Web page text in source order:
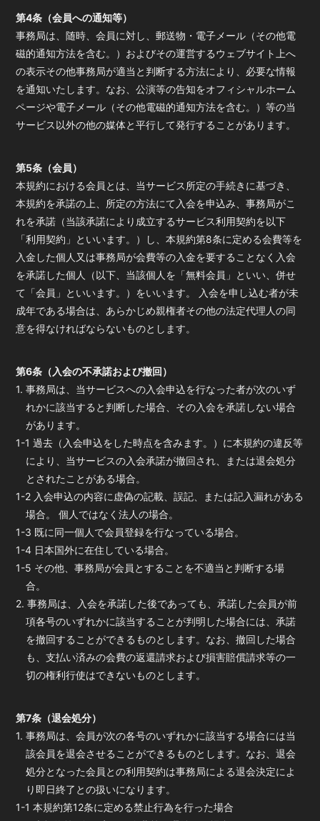
第4条（会員への通知等）
事務局は、随時、会員に対し、郵送物・電子メール（その他電
磁的通知方法を含む。）およびその運営するウェブサイト上へ
の表示その他事務局が適当と判断する方法により、必要な情報
を通知いたします。なお、公演等の告知をオフィシャルホーム
ページや電子メール（その他電磁的通知方法を含む。）等の当
サービス以外の他の媒体と平行して発行することがあります。
第5条（会員）
本規約における会員とは、当サービス所定の手続きに基づき、
本規約を承諾の上、所定の方法にて入会を申込み、事務局がこ
れを承諾（当該承諾により成立するサービス利用契約を以下
「利用契約」といいます。）し、本規約第8条に定める会費等を
入金した個人又は事務局が会費等の入金を要することなく入会
を承諾した個人（以下、当該個人を「無料会員」といい、併せ
て「会員」といいます。）をいいます。 入会を申し込む者が未
成年である場合は、あらかじめ親権者その他の法定代理人の同
意を得なければならないものとします。
第6条（入会の不承諾および撤回）
1. 事務局は、当サービスへの入会申込を行なった者が次のいず
れかに該当すると判断した場合、その入会を承諾しない場合
があります。
1-1 過去（入会申込をした時点を含みます。）に本規約の違反等
により、当サービスの入会承諾が撤回され、または退会処分
とされたことがある場合。
1-2 入会申込の内容に虚偽の記載、誤記、または記入漏れがある
場合。 個人ではなく法人の場合。
1-3 既に同一個人で会員登録を行なっている場合。
1-4 日本国外に在住している場合。
1-5 その他、事務局が会員とすることを不適当と判断する場
合。
2. 事務局は、入会を承諾した後であっても、承諾した会員が前
項各号のいずれかに該当することが判明した場合には、承諾
を撤回することができるものとします。なお、撤回した場合
も、支払い済みの会費の返還請求および損害賠償請求等の一
切の権利行使はできないものとします。
第7条（退会処分）
1. 事務局は、会員が次の各号のいずれかに該当する場合には当
該会員を退会させることができるものとします。なお、退会
処分となった会員との利用契約は事務局による退会決定によ
り即日終了との扱いになります。
1-1 本規約第12条に定める禁止行為を行った場合